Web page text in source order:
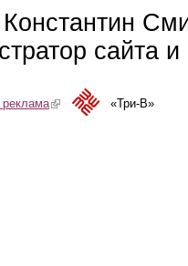
Константин
сайта
реклама(link is external)«Три-В»